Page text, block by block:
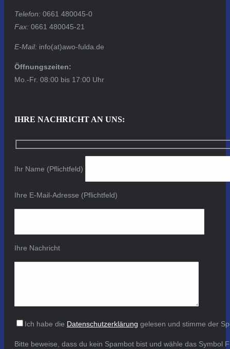
Telefon: 0661 480045-0
Fax: 0661 480045-21
E-Mail: info(at)awo-fulda.de
Öffnungszeiten:
Mo.-Fr. 08:00 bis 17:00 Uhr
IHRE NACHRICHT AN UNS:
Ihr Name (Pflichtfeld)
Ihre E-Mail-Adresse (Pflichtfeld)
Ihre Nachricht
Ich habe die Datenschutzerklärung gelesen und stimme der
Bitte beweise, dass du kein Spambot bist und wähle das Symbol